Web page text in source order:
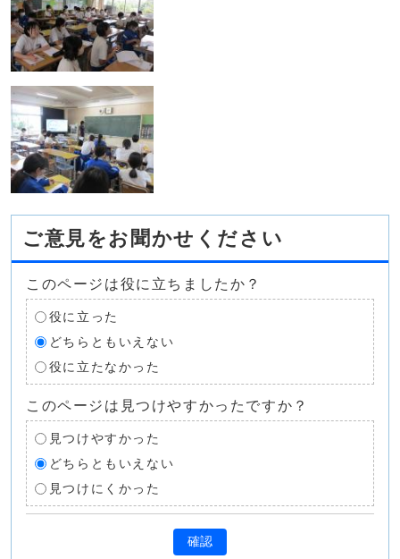
ご意見をお聞かせください
このページは役に立ちましたか？
役に立った
どちらともいえない
役に立たなかった
このページは見つけやすかったですか？
見つけやすかった
どちらともいえない
見つけにくかった
確認